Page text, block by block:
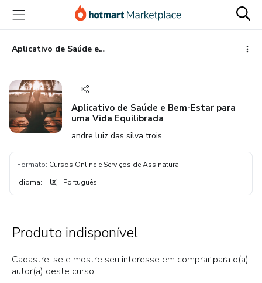
para
conteúdo
principal
para
pagamento
para
rodapé
Aplicativo de Saúde e Bem-Estar para uma Vida Equilibrada
Aplicativo de Saúde e Bem-Estar para
uma Vida Equilibrada
andre luiz das silva trois
Formato: Cursos Online e Serviços de Assinatura
Idioma: Português
Produto indisponível
Cadastre-se e mostre seu interesse em comprar para o(a)
autor(a) deste curso!